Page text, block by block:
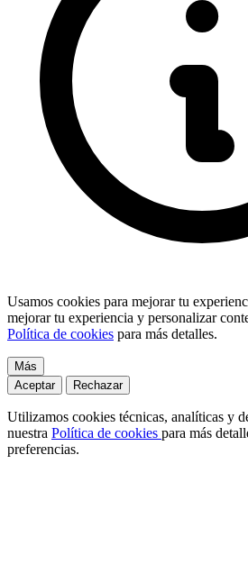
Usamos cookies para mejorar tu
mejorar tu experiencia y personalizar
Política de cookies para más detalles.
Más
Aceptar
Rechazar
Utilizamos cookies técnicas, analíticas y
nuestra Política de cookies para más
preferencias.